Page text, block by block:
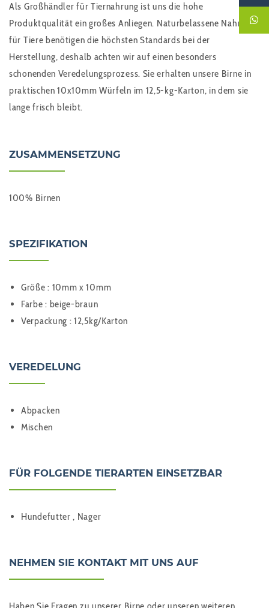
Als Großhändler für Tiernahrung ist uns die hohe
Produktqualität ein großes Anliegen. Naturbelassene Nahrung
für Tiere benötigen die höchsten Standards bei der
Herstellung, deshalb achten wir auf einen besonders
schonenden Veredelungsprozess. Sie erhalten unsere Birne in
praktischen 10x10mm Würfeln im 12,5-kg-Karton, in dem sie
lange frisch bleibt.
ZUSAMMENSETZUNG
100% Birnen
SPEZIFIKATION
Größe : 10mm x 10mm
Farbe : beige-braun
Verpackung : 12,5kg/Karton
VEREDELUNG
Abpacken
Mischen
FÜR FOLGENDE TIERARTEN EINSETZBAR
Hundefutter , Nager
NEHMEN SIE KONTAKT MIT UNS AUF